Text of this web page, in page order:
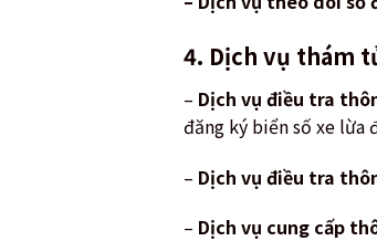
4. Dịch vụ thám
– Dịch vụ điều tra
đăng ký biển số xe lừa
– Dịch vụ điều tra
– Dịch vụ cung cấp